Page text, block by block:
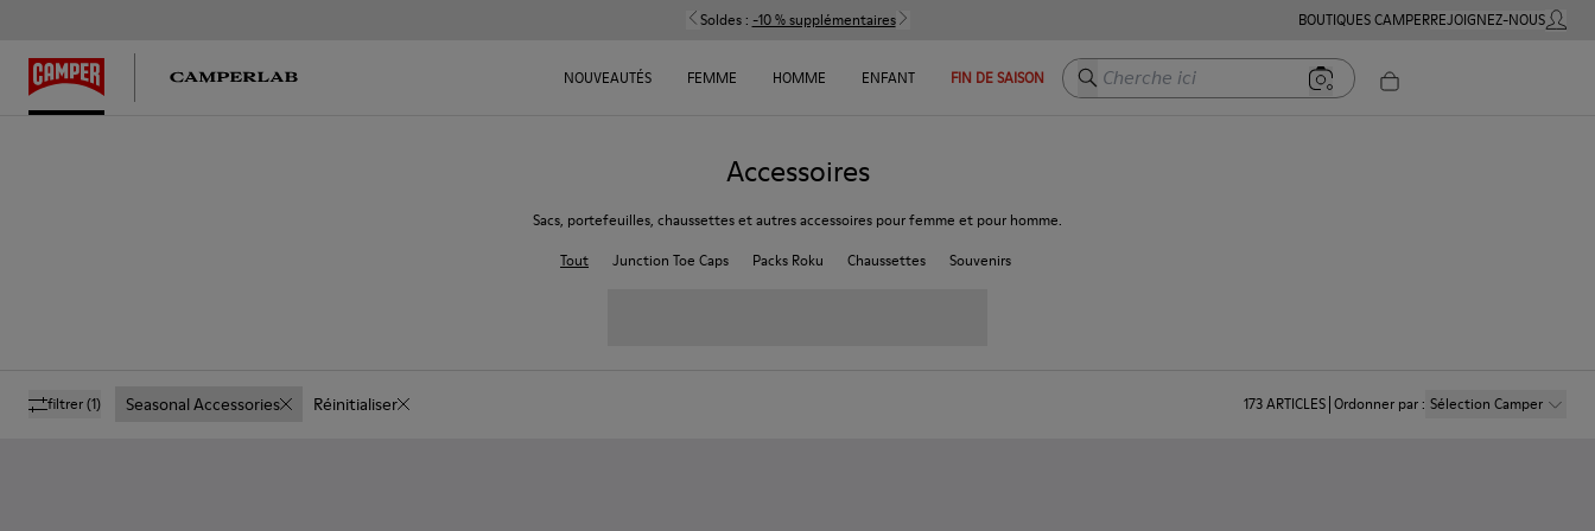
Soldes : -10 % supplémentaires BOUTIQUES CAMPERREJOIGNEZ-NOUSMON
NOUVEAUTÉS FEMME HOMME ENFANT FIN DE SAISON Cherche ici
Accessoires
Sacs, portefeuilles, chaussettes et autres accessoires pour femme et pour homme.
Tout
Junction Toe Caps Packs Roku Chaussettes Souvenirs
filtrer(1) Seasonal Accessories Réinitialiser 173ARTICLES Ordonner par: Sélection Camper